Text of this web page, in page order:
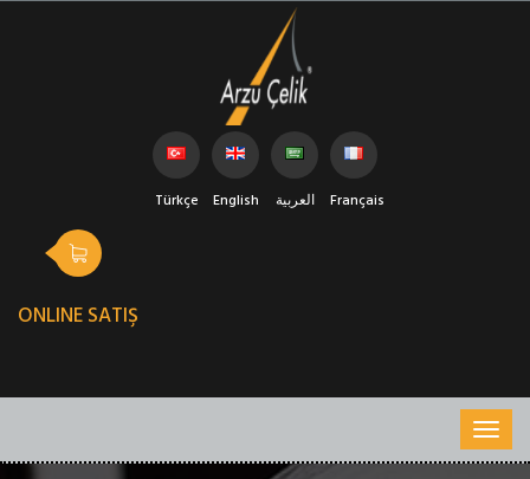
Türkçe English العربية Français
ONLINE SATIŞ